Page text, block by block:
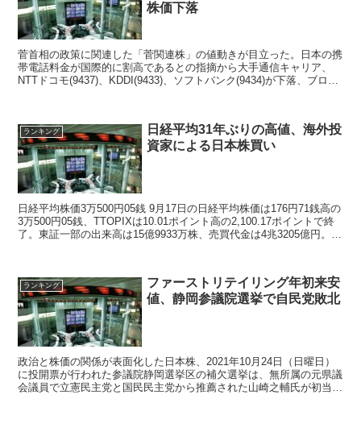
株価下落
菅首相の政策に関連した「菅関連株」の値動きが目立った。日本の携
帯電話料金が国際的に割高であるとの指摘から大手通信キャリア、
NTTドコモ(9437)、KDDI(9433)、ソフトバンク(9434)が下落、ブロー
ランキング
日経平均31年ぶりの高値、海外投
資家による日本株買い
日経平均株価3万500円05銭 9月17日の日経平均株価は176円71銭高の
3万500円05銭、TTOPIXは10.01ポイント高の2,100.17ポイントで終
了。東証一部の出来高は15億9933万株、売買代金は4兆3205億円。
ランキング
ファーストリテイリング年初来安
値、静岡参議院選挙で自民党敗北
政治と株価の関係が表面化した日本株、2021年10月24日（日曜日）
に投開票が行われた参議院静岡選挙区の補欠選挙は、無所属の元県議
会議員で立憲民主党と国民民主党から推薦された山崎之輔氏が初当